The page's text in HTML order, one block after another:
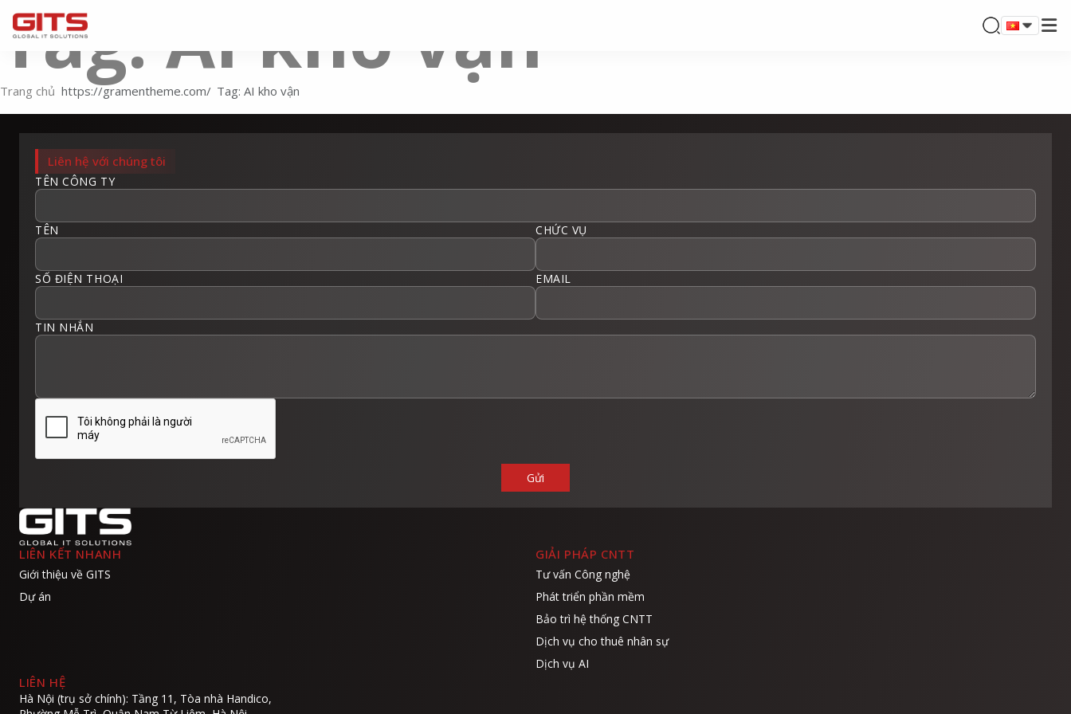
Tag: AI kho vận
Trang chủ Tag: AI kho vận
Liên hệ với chúng tôi
TÊN CÔNG TY
TÊN CHỨC VỤ
SỐ ĐIỆN THOẠI EMAIL
TIN NHẮN
LIÊN KẾT NHANH
Giới thiệu về GITS
Dự án
GIẢI PHÁP CNTT
Tư vấn Công nghệ
Phát triển phần mềm
Bảo trì hệ thống CNTT
Dịch vụ cho thuê nhân sự
Dịch vụ AI
LIÊN HỆ
Hà Nội (trụ sở chính): Tầng 11, Tòa nhà Handico,